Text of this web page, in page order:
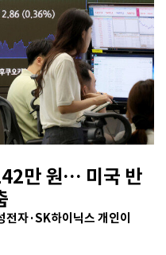
만 원… 미국 반
전자·SK하이닉스 개인이